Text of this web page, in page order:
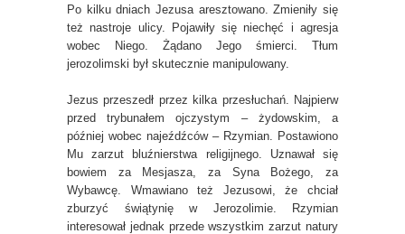
Po kilku dniach Jezusa aresztowano. Zmieniły się
też nastroje ulicy. Pojawiły się niechęć i agresja
wobec Niego. Żądano Jego śmierci. Tłum
jerozolimski był skutecznie manipulowany.
Jezus przeszedł przez kilka przesłuchań. Najpierw
przed trybunałem ojczystym – żydowskim, a
później wobec najeźdźców – Rzymian. Postawiono
Mu zarzut bluźnierstwa religijnego. Uznawał się
bowiem za Mesjasza, za Syna Bożego, za
Wybawcę. Wmawiano też Jezusowi, że chciał
zburzyć świątynię w Jerozolimie. Rzymian
interesował jednak przede wszystkim zarzut natury